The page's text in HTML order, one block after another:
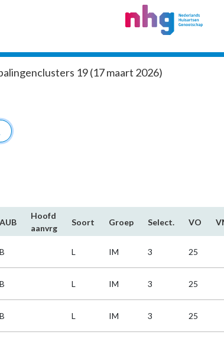
19 (17 maart 2026)
AUB
Hoofd​
aanvrg
Soort Groep Select. VO
B L IM 3 25
B L IM 3 25
B L IM 3 25